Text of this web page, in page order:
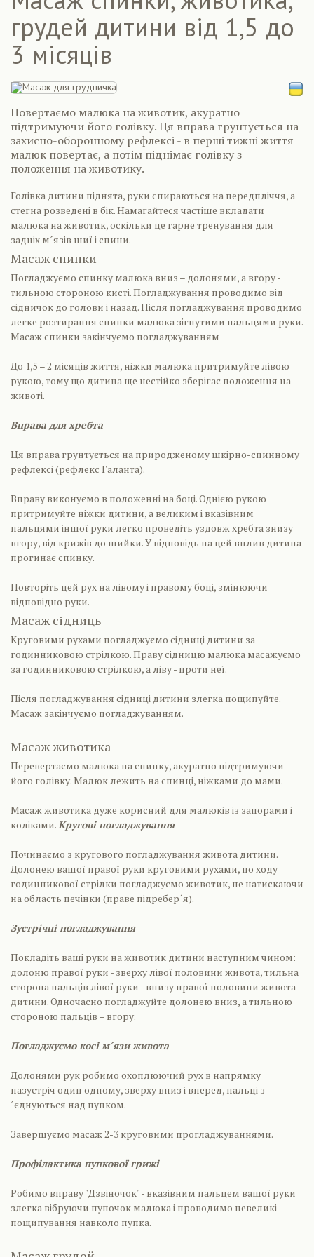
грудей дитини від 1,5 до
3 місяців
Повертаємо малюка на животик, акуратно
підтримуючи його голівку. Ця вправа грунтується на
захисно-оборонному рефлексі - в перші тижні життя
малюк повертає, а потім піднімає голівку з
положення на животику.
Голівка дитини піднята, руки спираються на передпліччя, а
стегна розведені в бік. Намагайтеся частіше вкладати
малюка на животик, оскільки це гарне тренування для
задніх м´язів шиї і спини.
Масаж спинки
Погладжуємо спинку малюка вниз – долонями, а вгору -
тильною стороною кисті. Погладжування проводимо від
сідничок до голови і назад. Після погладжування проводимо
легке розтирання спинки малюка зігнутими пальцями руки.
Масаж спинки закінчуємо погладжуванням
До 1,5 – 2 місяців життя, ніжки малюка притримуйте лівою
рукою, тому що дитина ще нестійко зберігає положення на
животі.
Вправа для хребта
Ця вправа грунтується на природженому шкірно-спинному
рефлексі (рефлекс Галанта).
Вправу виконуємо в положенні на боці. Однією рукою
притримуйте ніжки дитини, а великим і вказівним
пальцями іншої руки легко проведіть уздовж хребта знизу
вгору, від крижів до шийки. У відповідь на цей вплив дитина
прогинає спинку.
Повторіть цей рух на лівому і правому боці, змінюючи
відповідно руки.
Масаж сідниць
Круговими рухами погладжуємо сідниці дитини за
годинниковою стрілкою. Праву сідницю малюка масажуємо
за годинниковою стрілкою, а ліву - проти неї.
Після погладжування сідниці дитини злегка пощипуйте.
Масаж закінчуємо погладжуванням.
Масаж животика
Перевертаємо малюка на спинку, акуратно підтримуючи
його голівку. Малюк лежить на спинці, ніжками до мами.
Масаж животика дуже корисний для малюків із запорами і
коліками.Кругові погладжування
Починаємо з кругового погладжування живота дитини.
Долонею вашої правої руки круговими рухами, по ходу
годинникової стрілки погладжуємо животик, не натискаючи
на область печінки (праве підребер´я).
Зустрічні погладжування
Покладіть ваші руки на животик дитини наступним чином:
долоню правої руки - зверху лівої половини живота, тильна
сторона пальців лівої руки - внизу правої половини живота
дитини. Одночасно погладжуйте долонею вниз, а тильною
стороною пальців – вгору.
Погладжуємо косі м´язи живота
Долонями рук робимо охоплюючий рух в напрямку
назустріч один одному, зверху вниз і вперед, пальці з
´єднуються над пупком.
Завершуємо масаж 2-3 круговими прогладжуваннями.
Профілактика пупкової грижі
Робимо вправу "Дзвіночок" - вказівним пальцем вашої руки
злегка вібруючи пупочок малюка і проводимо невеликі
пощипування навколо пупка.